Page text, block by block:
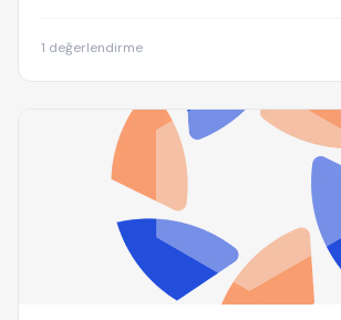
1 değerlendirme